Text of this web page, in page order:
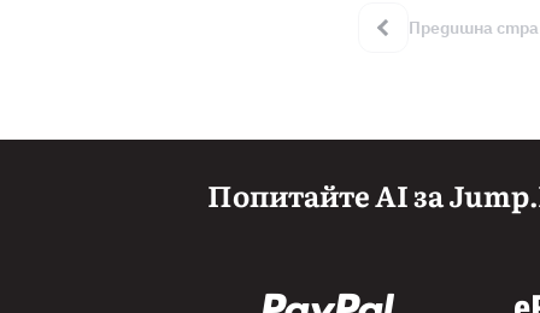
Предишна
Попитайте AI за